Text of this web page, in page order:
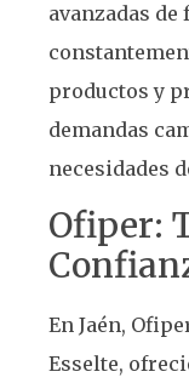
avanzadas
productos y
demandas
necesidades
Ofiper:
En Jaén,
Esselte,